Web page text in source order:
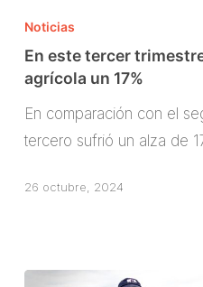
este
tercer
trimestre
paro
Noticias
En este tercer
agrícola un 17%
En comparación con el
tercero sufrió un alza de
26 octubre, 2024